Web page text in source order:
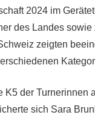
2024 im
des Landes
zeigten
K5 der Turnerinnen
sich Sara